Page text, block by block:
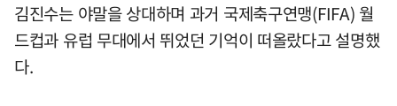
김진수는 야말을 상대하며 과거 국제축구연맹(FIFA) 월
드컵과 유럽 무대에서 뛰었던 기억이 떠올랐다고 설명했
다.